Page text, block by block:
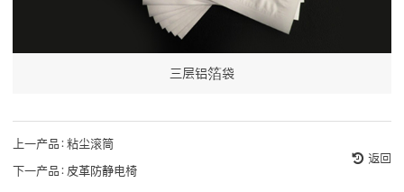
三层铝箔袋
返回
上一产品： 粘尘滚筒
下一产品： 皮革防静电椅